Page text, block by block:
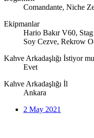
Comandante, Niche
Ekipmanlar
Hario Bakır V60,
Soy Cezve, Rekrow
Kahve Arkadaşlığı İstiyor
Evet
Kahve Arkadaşlığı İl
Ankara
2 May 2021